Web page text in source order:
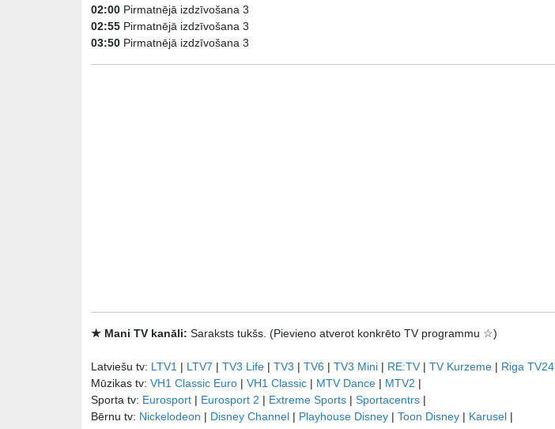
02:00 Pirmatnējā izdzīvošana 3
02:55 Pirmatnējā izdzīvošana 3
03:50 Pirmatnējā izdzīvošana 3
★ Mani TV kanāli: Saraksts tukšs. (Pievieno atverot konkrēto TV programmu ☆)
Latviešu tv: LTV1 | LTV7 | TV3 Life | TV3 | TV6 | TV3 Mini | RE:TV | TV Kurzeme | Riga TV24
Mūzikas tv: VH1 Classic Euro | VH1 Classic | MTV Dance | MTV2 |
Sporta tv: Eurosport | Eurosport 2 | Extreme Sports | Sportacentrs |
Bērnu tv: Nickelodeon | Disney Channel | Playhouse Disney | Toon Disney | Karusel |